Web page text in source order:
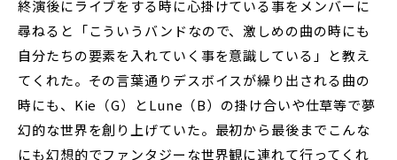
終演後にライブをする時に心掛けている事をメンバーに
尋ねると「こういうバンドなので、激しめの曲の時にも
自分たちの要素を入れていく事を意識している」と教え
てくれた。その言葉通りデスボイスが繰り出される曲の
時にも、Kie（G）とLune（B）の掛け合いや仕草等で夢
幻的な世界を創り上げていた。最初から最後までこんな
にも幻想的でファンタジーな世界観に連れて行ってくれ